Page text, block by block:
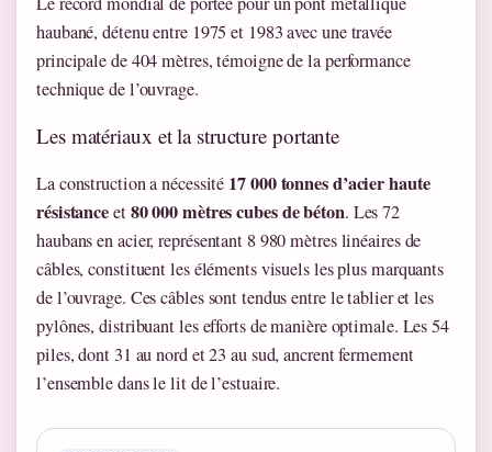
haubané, détenu entre 1975 et 1983 avec une travée
principale de 404 mètres, témoigne de la performance
technique de l’ouvrage.
Les matériaux et la structure portante
La construction a nécessité 17 000 tonnes d’acier haute
résistanceet80 000 mètres cubes de béton. Les 72
haubans en acier, représentant 8 980 mètres linéaires de
câbles, constituent les éléments visuels les plus marquants
de l’ouvrage. Ces câbles sont tendus entre le tablier et les
pylônes, distribuant les efforts de manière optimale. Les 54
piles, dont 31 au nord et 23 au sud, ancrent fermement
l’ensemble dans le lit de l’estuaire.